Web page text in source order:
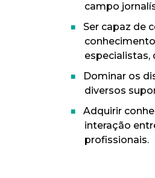
campo
Ser capaz de
especialistas,
Dominar os
diversos
Adquirir
interação
profissionais.